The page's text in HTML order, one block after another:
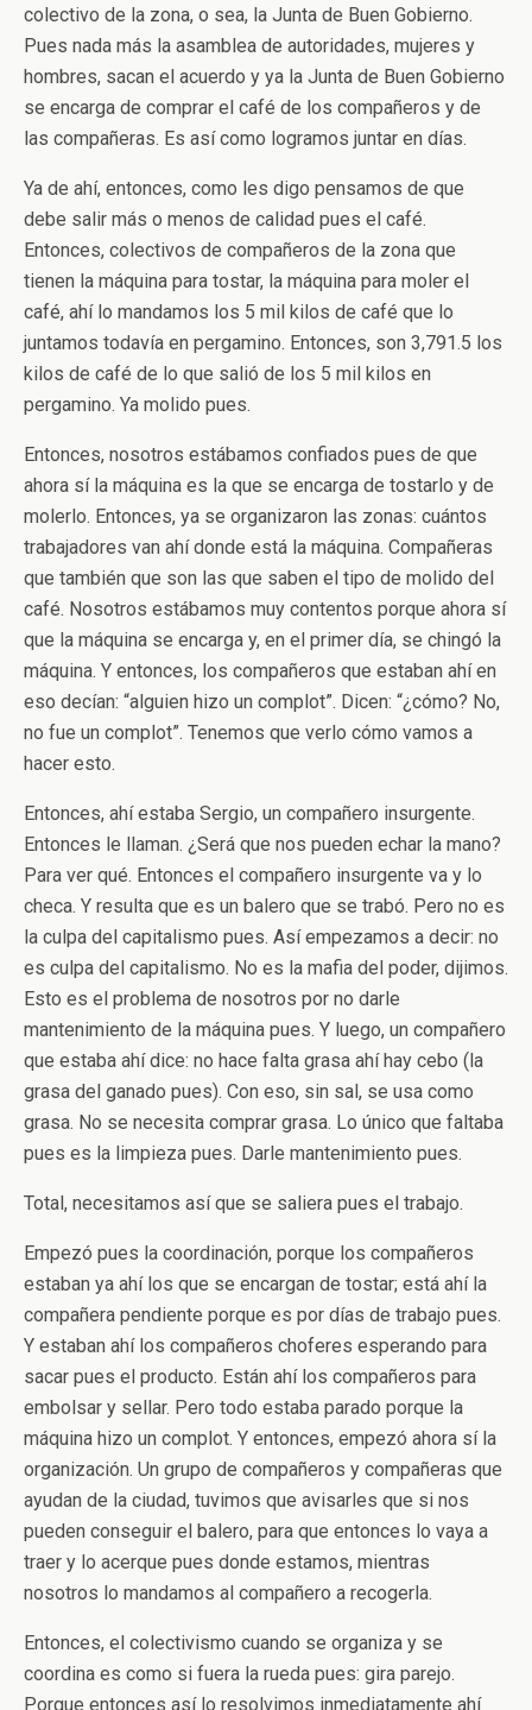
colectivo de la zona, o sea, la Junta de Buen Gobierno.
Pues nada más la asamblea de autoridades, mujeres y
hombres, sacan el acuerdo y ya la Junta de Buen Gobierno
se encarga de comprar el café de los compañeros y de
las compañeras. Es así como logramos juntar en días.
Ya de ahí, entonces, como les digo pensamos de que
debe salir más o menos de calidad pues el café.
Entonces, colectivos de compañeros de la zona que
tienen la máquina para tostar, la máquina para moler el
café, ahí lo mandamos los 5 mil kilos de café que lo
juntamos todavía en pergamino. Entonces, son 3,791.5 los
kilos de café de lo que salió de los 5 mil kilos en
pergamino. Ya molido pues.
Entonces, nosotros estábamos confiados pues de que
ahora sí la máquina es la que se encarga de tostarlo y de
molerlo. Entonces, ya se organizaron las zonas: cuántos
trabajadores van ahí donde está la máquina. Compañeras
que también que son las que saben el tipo de molido del
café. Nosotros estábamos muy contentos porque ahora sí
que la máquina se encarga y, en el primer día, se chingó la
máquina. Y entonces, los compañeros que estaban ahí en
eso decían: “alguien hizo un complot”. Dicen: “¿cómo? No,
no fue un complot”. Tenemos que verlo cómo vamos a
hacer esto.
Entonces, ahí estaba Sergio, un compañero insurgente.
Entonces le llaman. ¿Será que nos pueden echar la mano?
Para ver qué. Entonces el compañero insurgente va y lo
checa. Y resulta que es un balero que se trabó. Pero no es
la culpa del capitalismo pues. Así empezamos a decir: no
es culpa del capitalismo. No es la mafia del poder, dijimos.
Esto es el problema de nosotros por no darle
mantenimiento de la máquina pues. Y luego, un compañero
que estaba ahí dice: no hace falta grasa ahí hay cebo (la
grasa del ganado pues). Con eso, sin sal, se usa como
grasa. No se necesita comprar grasa. Lo único que faltaba
pues es la limpieza pues. Darle mantenimiento pues.
Total, necesitamos así que se saliera pues el trabajo.
Empezó pues la coordinación, porque los compañeros
estaban ya ahí los que se encargan de tostar; está ahí la
compañera pendiente porque es por días de trabajo pues.
Y estaban ahí los compañeros choferes esperando para
sacar pues el producto. Están ahí los compañeros para
embolsar y sellar. Pero todo estaba parado porque la
máquina hizo un complot. Y entonces, empezó ahora sí la
organización. Un grupo de compañeros y compañeras que
ayudan de la ciudad, tuvimos que avisarles que si nos
pueden conseguir el balero, para que entonces lo vaya a
traer y lo acerque pues donde estamos, mientras
nosotros lo mandamos al compañero a recogerla.
Entonces, el colectivismo cuando se organiza y se
coordina es como si fuera la rueda pues: gira parejo.
Porque entonces así lo resolvimos inmediatamente ahí